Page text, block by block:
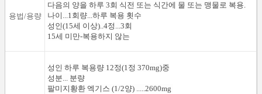
용법/용량
다음의 양을 하루 3회 식전 또는 식간에 물 또는 맹물로 복용.
나이...1회량...하루 복용 횟수
성인(15세 이상)..4정...3회
15세 미만-복용하지 않는
성인 하루 복용량 12정(1정 370mg)중
성분... 분량
팔미지황환 엑기스 (1/2양) .....2600mg